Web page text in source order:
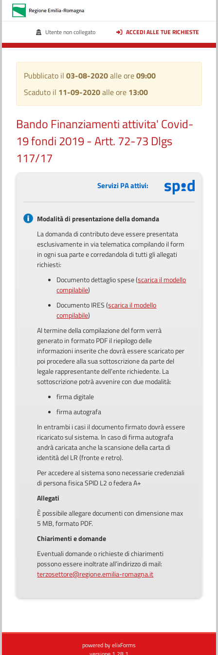
Utente non collegato ACCEDI ALLE TUE RICHIESTE
Pubblicato il 03-08-2020alle ore09:00
Scaduto il 11-09-2020alle ore 13:00
Bando Finanziamenti attivita' Covid-
19 fondi 2019 - Artt. 72-73 Dlgs
117/17
Servizi PA attivi:
Modalità di presentazione della domanda
La domanda di contributo deve essere presentata
esclusivamente in via telematica compilando il form
in ogni sua parte e corredandola di tutti gli allegati
richiesti:
Documento dettaglio spese (scarica il modello
compilabile)
Documento IRES (scarica il modello
compilabile)
Al termine della compilazione del form verrà
generato in formato PDF il riepilogo delle
informazioni inserite che dovrà essere scaricato per
poi procedere alla sua sottoscrizione da parte del
legale rappresentante dell’ente richiedente. La
sottoscrizione potrà avvenire con due modalità:
firma digitale
firma autografa
In entrambi i casi il documento firmato dovrà essere
ricaricato sul sistema. In caso di firma autografa
andrà caricata anche la scansione della carta di
identità del LR (fronte e retro).
Per accedere al sistema sono necessarie credenziali
di persona fisica SPID L2 o federa A+
Allegati
È possibile allegare documenti con dimensione max
5 MB, formato PDF.
Chiarimenti e domande
Eventuali domande o richieste di chiarimenti
possono essere inoltrate all’indirizzo di mail:
terzosettore@regione.emilia-romagna.it
powered byelixForms